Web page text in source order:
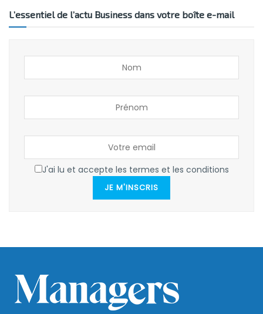
L’essentiel de l’actu Business dans votre boîte e-mail
J'ai lu et accepte les termes et les conditions
JE M'INSCRIS